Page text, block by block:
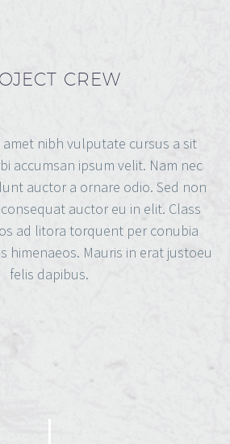
CREW
amet nibh vulputate cursus a sit
accumsan ipsum velit. Nam nec
auctor a ornare odio. Sed non
auctor eu in elit. Class
ad litora torquent per conubia
himenaeos. Mauris in erat justoeu
felis dapibus.